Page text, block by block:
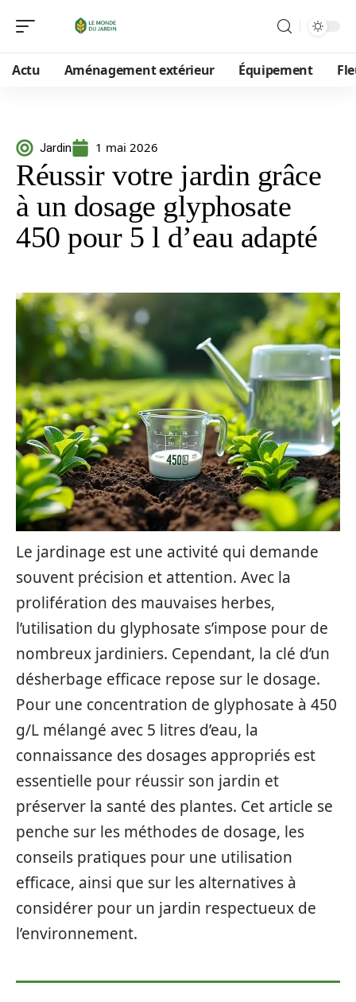
Actu Aménagement extérieur Équipement
Jardin 1 mai 2026
Réussir votre jardin grâce
à un dosage glyphosate
450 pour 5 l d’eau adapté
Le jardinage est une activité qui demande
souvent précision et attention. Avec la
prolifération des mauvaises herbes,
l’utilisation du glyphosate s’impose pour de
nombreux jardiniers. Cependant, la clé d’un
désherbage efficace repose sur le dosage.
Pour une concentration de glyphosate à 450
g/L mélangé avec 5 litres d’eau, la
connaissance des dosages appropriés est
essentielle pour réussir son jardin et
préserver la santé des plantes. Cet article se
penche sur les méthodes de dosage, les
conseils pratiques pour une utilisation
efficace, ainsi que sur les alternatives à
considérer pour un jardin respectueux de
l’environnement.